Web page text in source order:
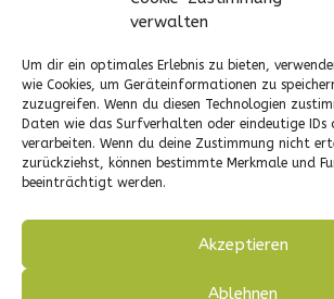
verwalten
Um dir ein optimales Erlebnis zu bieten,
wie Cookies, um Geräteinformationen zu
zuzugreifen. Wenn du diesen Technologien
Daten wie das Surfverhalten oder eindeutige IDs
verarbeiten. Wenn du deine Zustimmung nicht
zurückziehst, können bestimmte Merkmale und
beeinträchtigt werden.
Akzeptieren
Ablehnen
Industriestraße 3
Werk 2 -Daimlerstraße 10
68799 Reilingen
Warenannahme:
Montag-Freitag
7.00 – 14:30 Uhr